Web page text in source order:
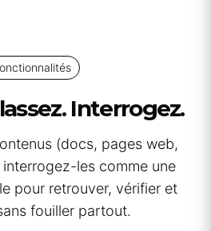
Interrogez.
(docs, pages web,
les comme une
pour retrouver, vérifier et
fouiller partout.